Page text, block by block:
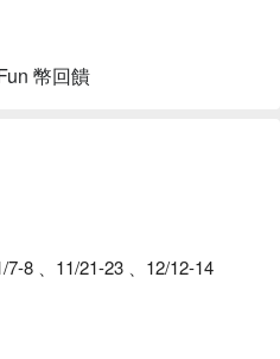
幣回饋
8 、11/21-23 、12/12-14